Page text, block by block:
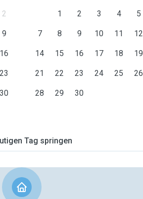
2
9
16
23
30
1 2 3 4 5
7 8 9 10 11 12
14 15 16 17 18 19
21 22 23 24 25 26
28 29 30
Tag springen